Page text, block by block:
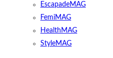
EscapadeMAG
FemiMAG
HealthMAG
StyleMAG